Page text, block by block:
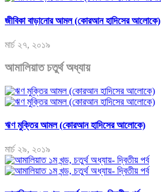
জীবিকা বাড়ানোর আমল (কোরআন হাদিসের আলোকে)
মার্চ ২৭, ২০১৯
আমালিয়াত চতুর্থ অধ্যায়
ঋণ মুক্তির আমল (কোরআন হাদিসের আলোকে)
মার্চ ২৯, ২০১৯